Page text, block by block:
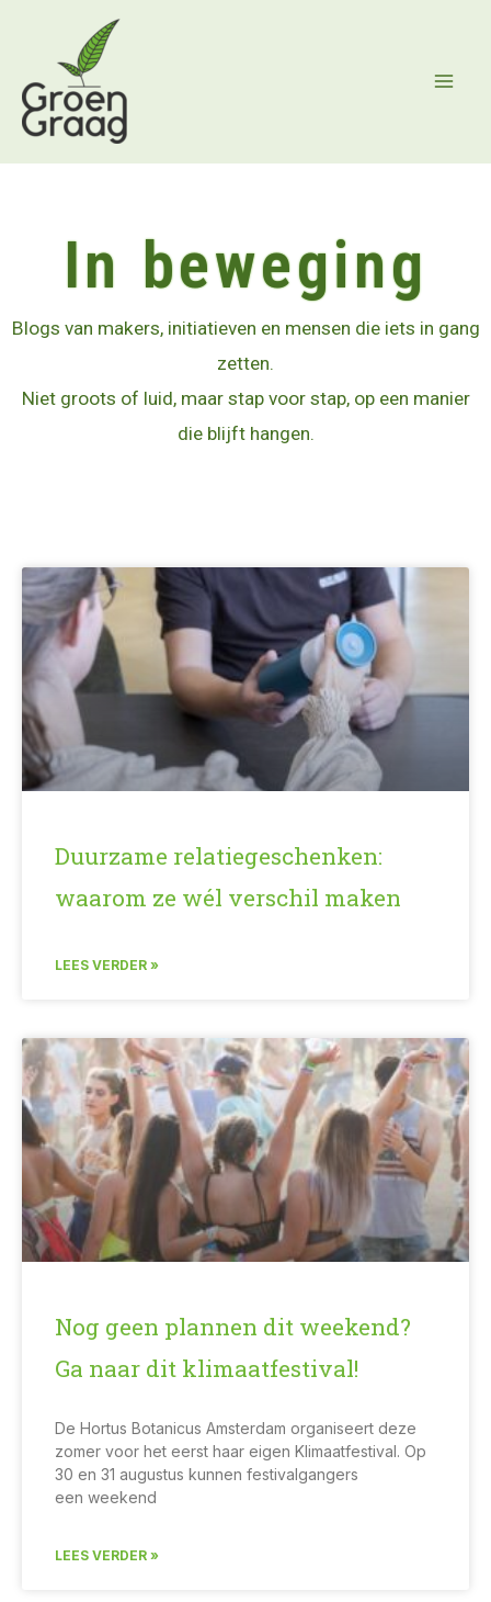
inhoud
In beweging
Blogs van makers, initiatieven en mensen die iets in gang
zetten.
Niet groots of luid, maar stap voor stap, op een manier
die blijft hangen.
Duurzame relatiegeschenken:
waarom ze wél verschil maken
LEES VERDER »
Nog geen plannen dit weekend?
Ga naar dit klimaatfestival!
De Hortus Botanicus Amsterdam organiseert deze
zomer voor het eerst haar eigen Klimaatfestival. Op
30 en 31 augustus kunnen festivalgangers
een weekend
LEES VERDER »
PaginaPagina
Pagina